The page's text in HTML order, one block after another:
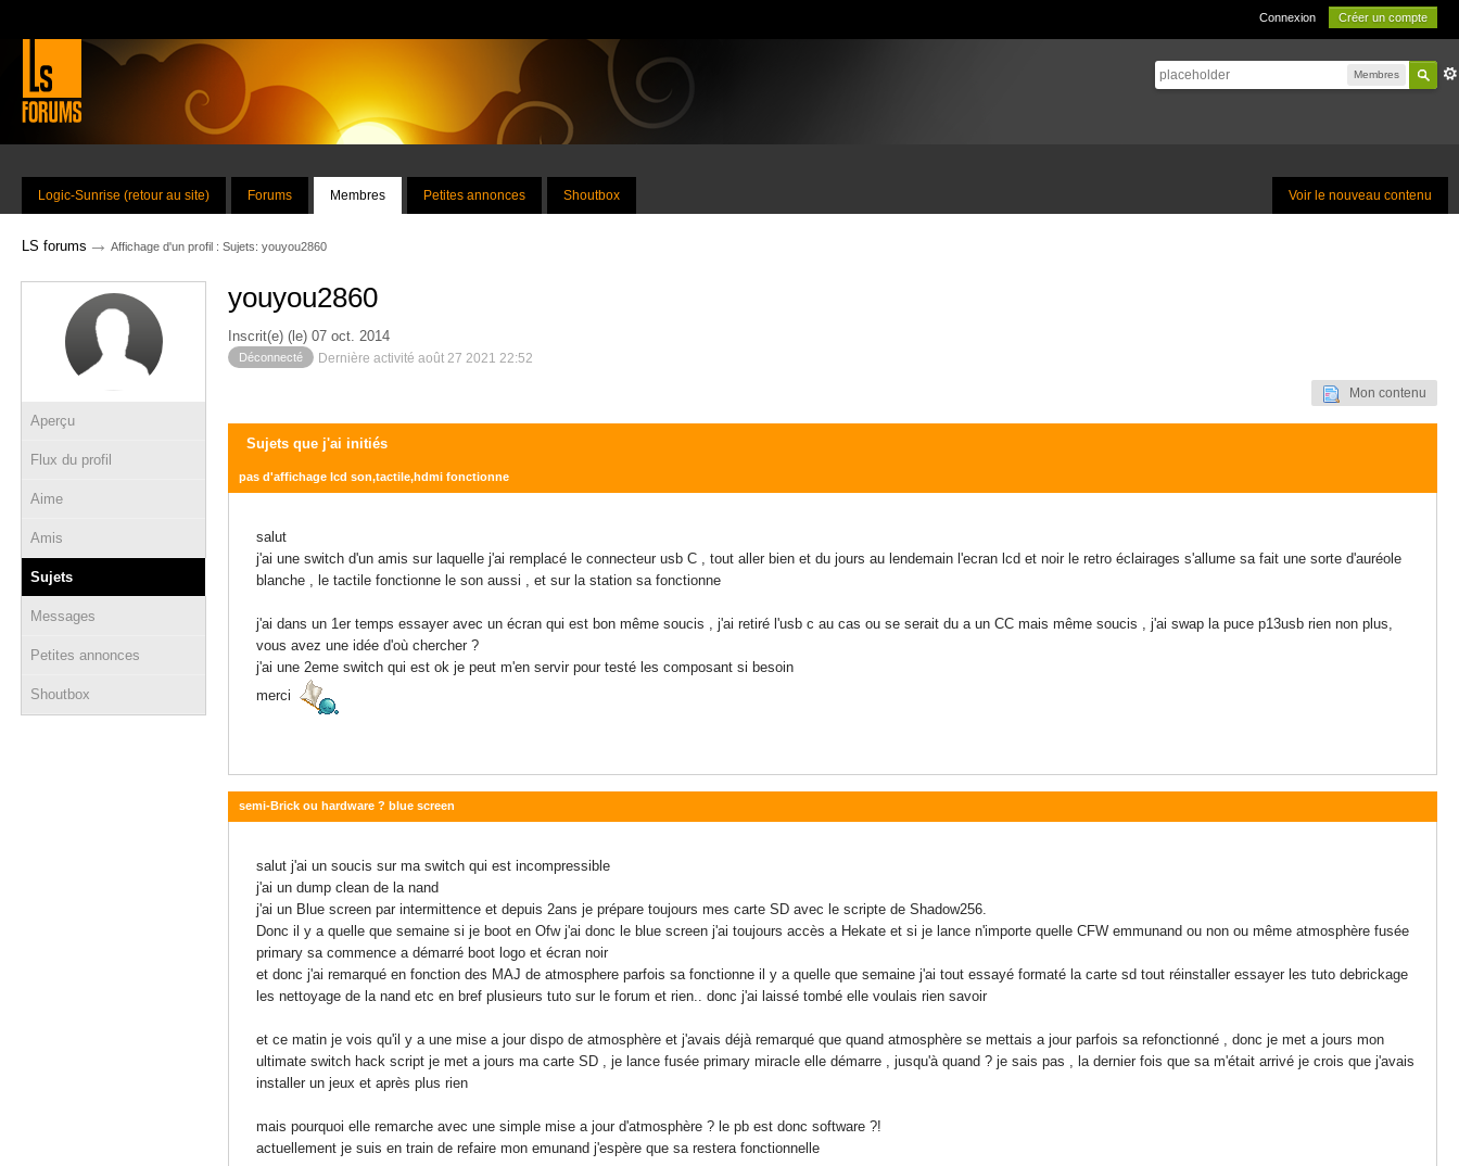
Connexion Créer un compte
Membres
Voir le nouveau contenu
Logic-Sunrise (retour au site) Forums Membres Petites annonces Shoutbox
LS forums → Affichage d'un profil : Sujets: youyou2860
Aperçu
Flux du profil
Aime
Amis
Sujets
Messages
Petites annonces
Shoutbox
youyou2860
Inscrit(e) (le) 07 oct. 2014
Déconnecté Dernière activité août 27 2021 22:52
Mon contenu
Sujets que j'ai initiés
pas d'affichage lcd son,tactile,hdmi fonctionne
salut
j'ai une switch d'un amis sur laquelle j'ai remplacé le connecteur usb C , tout aller bien et du jours au lendemain l'ecran lcd et noir le retro éclairages s'allume sa fait une sorte d'auréole
blanche , le tactile fonctionne le son aussi , et sur la station sa fonctionne
j'ai dans un 1er temps essayer avec un écran qui est bon même soucis , j'ai retiré l'usb c au cas ou se serait du a un CC mais même soucis , j'ai swap la puce p13usb rien non plus,
vous avez une idée d'où chercher ?
j'ai une 2eme switch qui est ok je peut m'en servir pour testé les composant si besoin
merci
semi-Brick ou hardware ? blue screen
salut j'ai un soucis sur ma switch qui est incompressible
j'ai un dump clean de la nand
j'ai un Blue screen par intermittence et depuis 2ans je prépare toujours mes carte SD avec le scripte de Shadow256.
Donc il y a quelle que semaine si je boot en Ofw j'ai donc le blue screen j'ai toujours accès a Hekate et si je lance n'importe quelle CFW emmunand ou non ou même atmosphère fusée
primary sa commence a démarré boot logo et écran noir
et donc j'ai remarqué en fonction des MAJ de atmosphere parfois sa fonctionne il y a quelle que semaine j'ai tout essayé formaté la carte sd tout réinstaller essayer les tuto debrickage
les nettoyage de la nand etc en bref plusieurs tuto sur le forum et rien.. donc j'ai laissé tombé elle voulais rien savoir
et ce matin je vois qu'il y a une mise a jour dispo de atmosphère et j'avais déjà remarqué que quand atmosphère se mettais a jour parfois sa refonctionné , donc je met a jours mon
ultimate switch hack script je met a jours ma carte SD , je lance fusée primary miracle elle démarre , jusqu'à quand ? je sais pas , la dernier fois que sa m'était arrivé je crois que j'avais
installer un jeux et après plus rien
mais pourquoi elle remarche avec une simple mise a jour d'atmosphère ? le pb est donc software ?!
actuellement je suis en train de refaire mon emunand j'espère que sa restera fonctionnelle